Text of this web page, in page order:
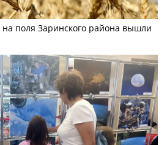
поля Заринского района вышли